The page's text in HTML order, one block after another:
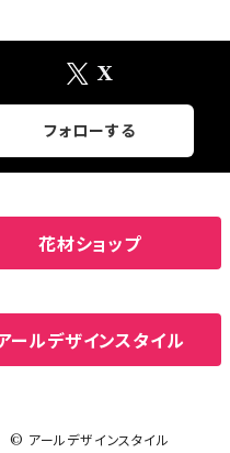
X
フォローする
花材ショップ
ールデザインスタイル
© アールデザインスタイル